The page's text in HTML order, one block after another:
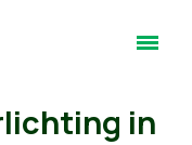
in